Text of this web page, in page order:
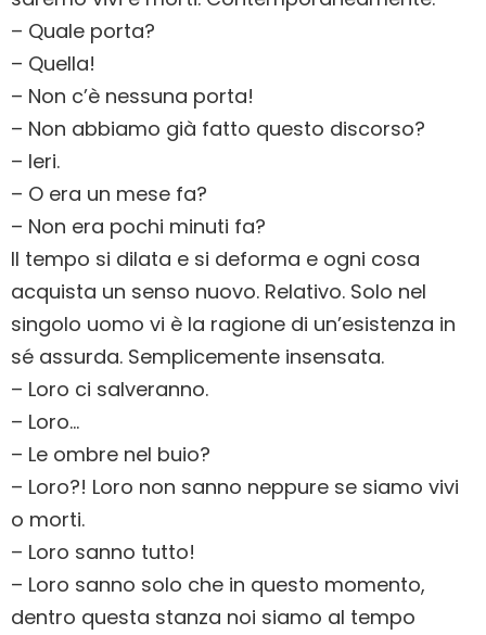
– Quale porta?
– Quella!
– Non c’è nessuna porta!
– Non abbiamo già fatto questo discorso?
– Ieri.
– O era un mese fa?
– Non era pochi minuti fa?
Il tempo si dilata e si deforma e ogni cosa
acquista un senso nuovo. Relativo. Solo nel
singolo uomo vi è la ragione di un’esistenza in
sé assurda. Semplicemente insensata.
– Loro ci salveranno.
– Loro…
– Le ombre nel buio?
– Loro?! Loro non sanno neppure se siamo vivi
o morti.
– Loro sanno tutto!
– Loro sanno solo che in questo momento,
dentro questa stanza noi siamo al tempo